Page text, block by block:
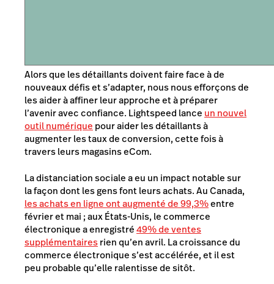
Alors que les détaillants doivent faire face à de
nouveaux défis et s’adapter, nous nous efforçons de
les aider à affiner leur approche et à préparer
l’avenir avec confiance. Lightspeed lance un nouvel
outil numérique pour aider les détaillants à
augmenter les taux de conversion, cette fois à
travers leurs magasins eCom.
La distanciation sociale a eu un impact notable sur
la façon dont les gens font leurs achats. Au Canada,
les achats en ligne ont augmenté de 99,3%entre
février et mai ; aux États-Unis, le commerce
électronique a enregistré49% de ventes
supplémentairesrien qu’en avril. La croissance du
commerce électronique s’est accélérée, et il est
peu probable qu’elle ralentisse de sitôt.